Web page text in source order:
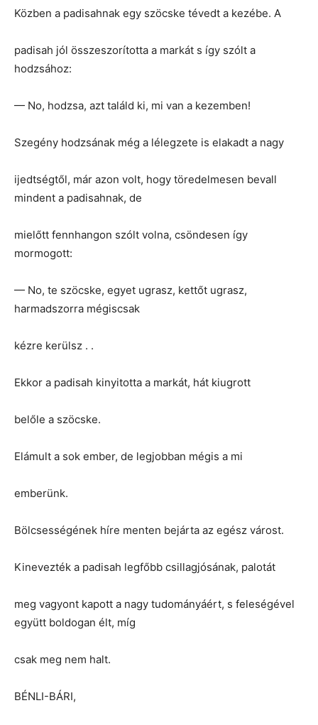
Közben a padisahnak egy szöcske tévedt a kezébe. A
padisah jól összeszorította a markát s így szólt a
hodzsához:
— No, hodzsa, azt találd ki, mi van a kezemben!
Szegény hodzsának még a lélegzete is elakadt a nagy
ijedtségtől, már azon volt, hogy töredelmesen bevall
mindent a padisahnak, de
mielőtt fennhangon szólt volna, csöndesen így
mormogott:
— No, te szöcske, egyet ugrasz, kettőt ugrasz,
harmadszorra mégiscsak
kézre kerülsz . .
Ekkor a padisah kinyitotta a markát, hát kiugrott
belőle a szöcske.
Elámult a sok ember, de legjobban mégis a mi
emberünk.
Bölcsességének híre menten bejárta az egész várost.
Kinevezték a padisah legfőbb csillagjósának, palotát
meg vagyont kapott a nagy tudományáért, s feleségével
együtt boldogan élt, míg
csak meg nem halt.
BÉNLI-BÁRI,